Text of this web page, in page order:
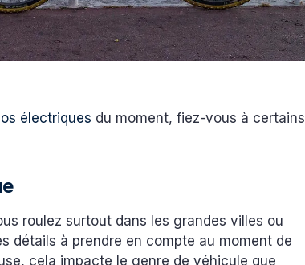
électriques du moment, fiez-vous à certains
roulez surtout dans les grandes villes ou
détails à prendre en compte au moment de
cela impacte le genre de véhicule que